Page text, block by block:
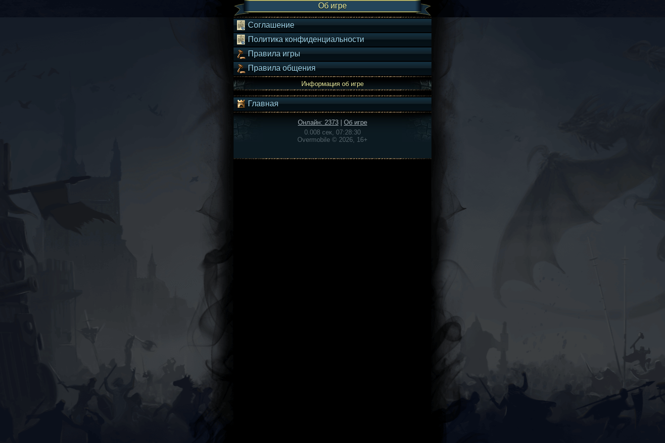
Об игре
Соглашение
Политика конфиденциальности
Правила игры
Правила общения
Информация об игре
Главная
Онлайн: 2373
Об игре
0.008 сек, 07:28:30
Overmobile © 2026, 16+